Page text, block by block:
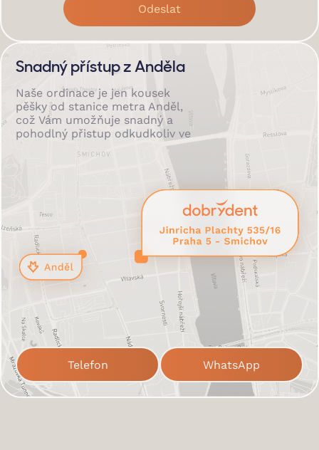
Snadný přístup z Anděla
Naše ordinace je jen kousek
pěšky od stanice metra Anděl,
což Vám umožňuje snadný a
pohodlný přistup odkudkoliv ve
Telefon WhatsApp